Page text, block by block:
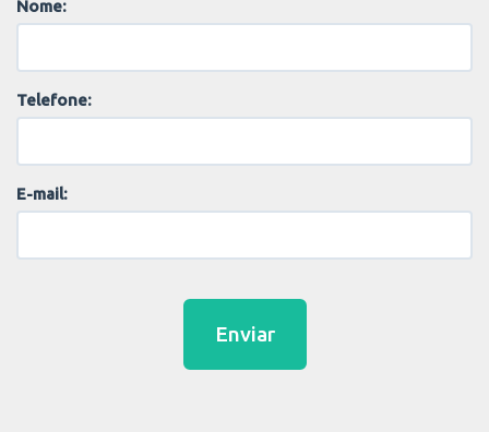
Nome:
Telefone:
E-mail:
Enviar